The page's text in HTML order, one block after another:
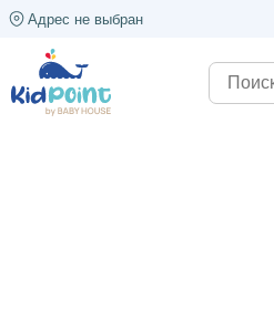
Адрес не выбран